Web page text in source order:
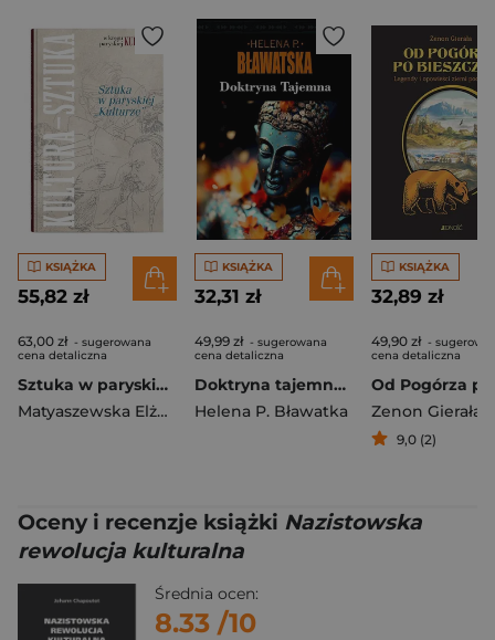
KSIĄŻKA
55,82 zł
63,00 zł - sugerowana
cena detaliczna
Sztuka w paryskiej "Kulturze"
Matyaszewska Elżbieta
KSIĄŻKA
32,31 zł
49,99 zł - sugerowana
cena detaliczna
Doktryna tajemna. Synteza nauki, religii i filozofii
Helena P. Bławatka
KSIĄŻKA
32,89 zł
49,90 zł -
cena detaliczna
Zenon Gierała
9,0 (2)
Oceny i recenzje książki Nazistowska
rewolucja kulturalna
Średnia ocen:
8.33 /10